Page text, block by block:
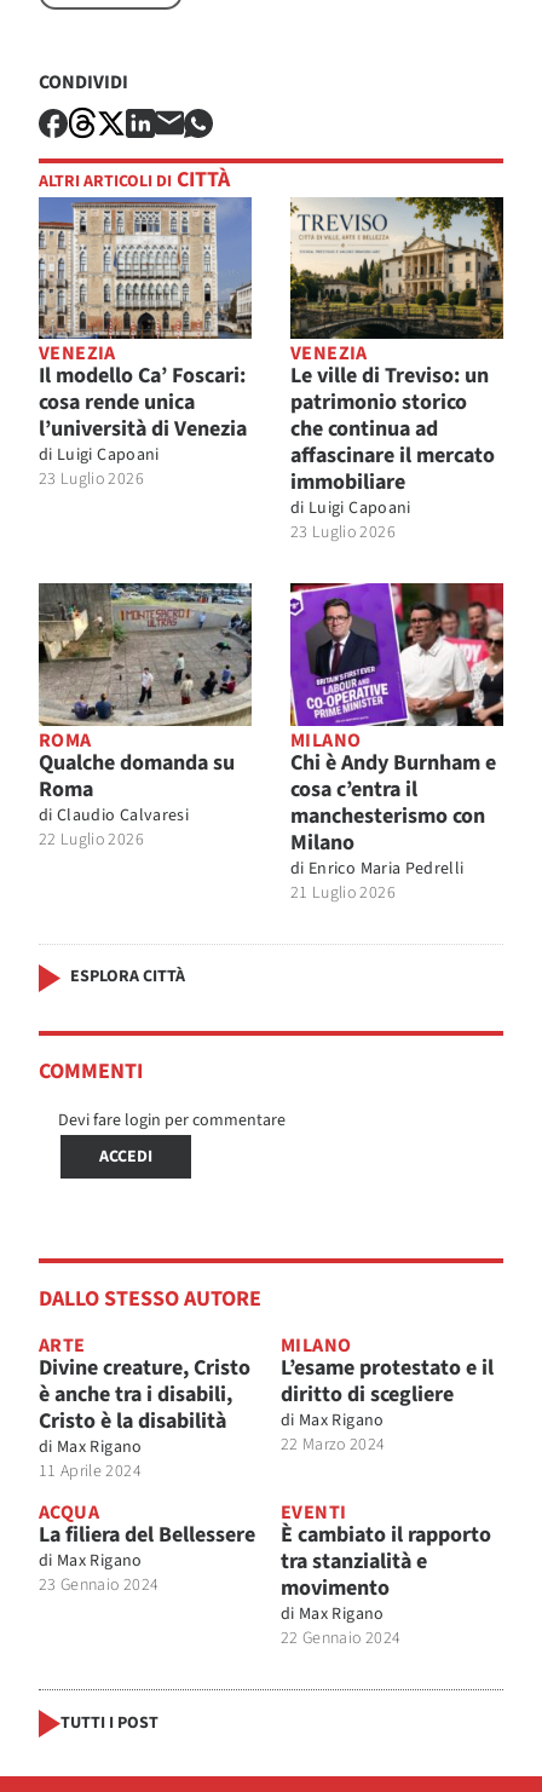
CONDIVIDI
ALTRI ARTICOLI DI CITTÀ
VENEZIA
Il modello Ca’ Foscari:
cosa rende unica
l’università di Venezia
di Luigi Capoani
23 Luglio 2026
VENEZIA
Le ville di Treviso: un
patrimonio storico
che continua ad
affascinare il mercato
immobiliare
di Luigi Capoani
23 Luglio 2026
ROMA
Qualche domanda su
Roma
di Claudio Calvaresi
22 Luglio 2026
MILANO
Chi è Andy Burnham e
cosa c’entra il
manchesterismo con
Milano
di Enrico Maria Pedrelli
21 Luglio 2026
ESPLORA CITTÀ
COMMENTI
Devi fare login per commentare
ACCEDI
DALLO STESSO AUTORE
ARTE
Divine creature, Cristo
è anche tra i disabili,
Cristo è la disabilità
di Max Rigano
11 Aprile 2024
MILANO
L’esame protestato e il
diritto di scegliere
di Max Rigano
22 Marzo 2024
ACQUA
La filiera del Bellessere
di Max Rigano
23 Gennaio 2024
EVENTI
È cambiato il rapporto
tra stanzialità e
movimento
di Max Rigano
22 Gennaio 2024
TUTTI I POST